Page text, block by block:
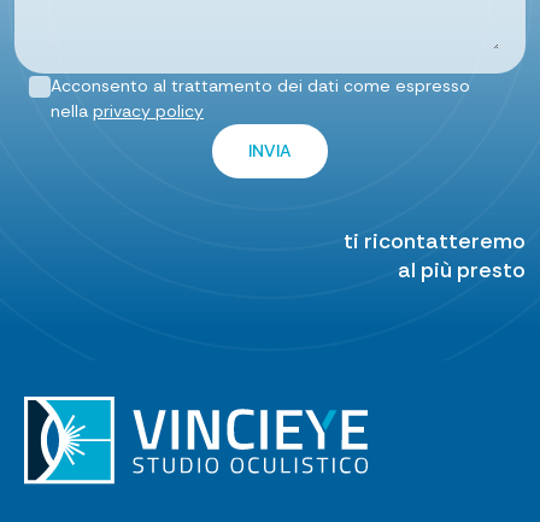
Acconsento al trattamento dei dati come espresso
nella privacy policy
ti ricontatteremo
al più presto